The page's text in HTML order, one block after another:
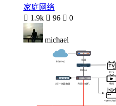
家庭网络
 1.9k  96  0
michael